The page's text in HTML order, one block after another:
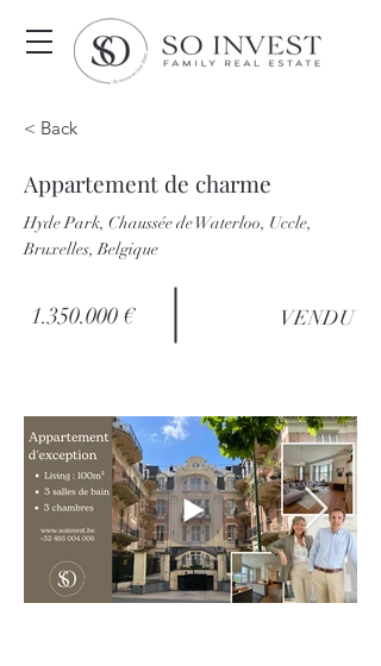
< Back
Appartement de charme
Hyde Park, Chaussée de Waterloo, Uccle,
Bruxelles, Belgique
1.350.000 € VENDU